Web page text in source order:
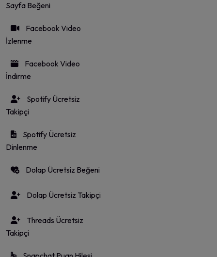
Sayfa Beğeni
Facebook Video
İzlenme
Facebook Video
İndirme
Spotify Ücretsiz
Takipçi
Spotify Ücretsiz
Dinlenme
Dolap Ücretsiz Beğeni
Dolap Ücretsiz Takipçi
Threads Ücretsiz
Takipçi